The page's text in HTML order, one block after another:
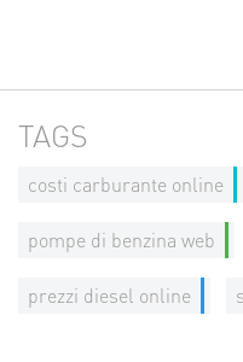
TAGS
costi carburante online
pompe di benzina web
prezzi diesel online